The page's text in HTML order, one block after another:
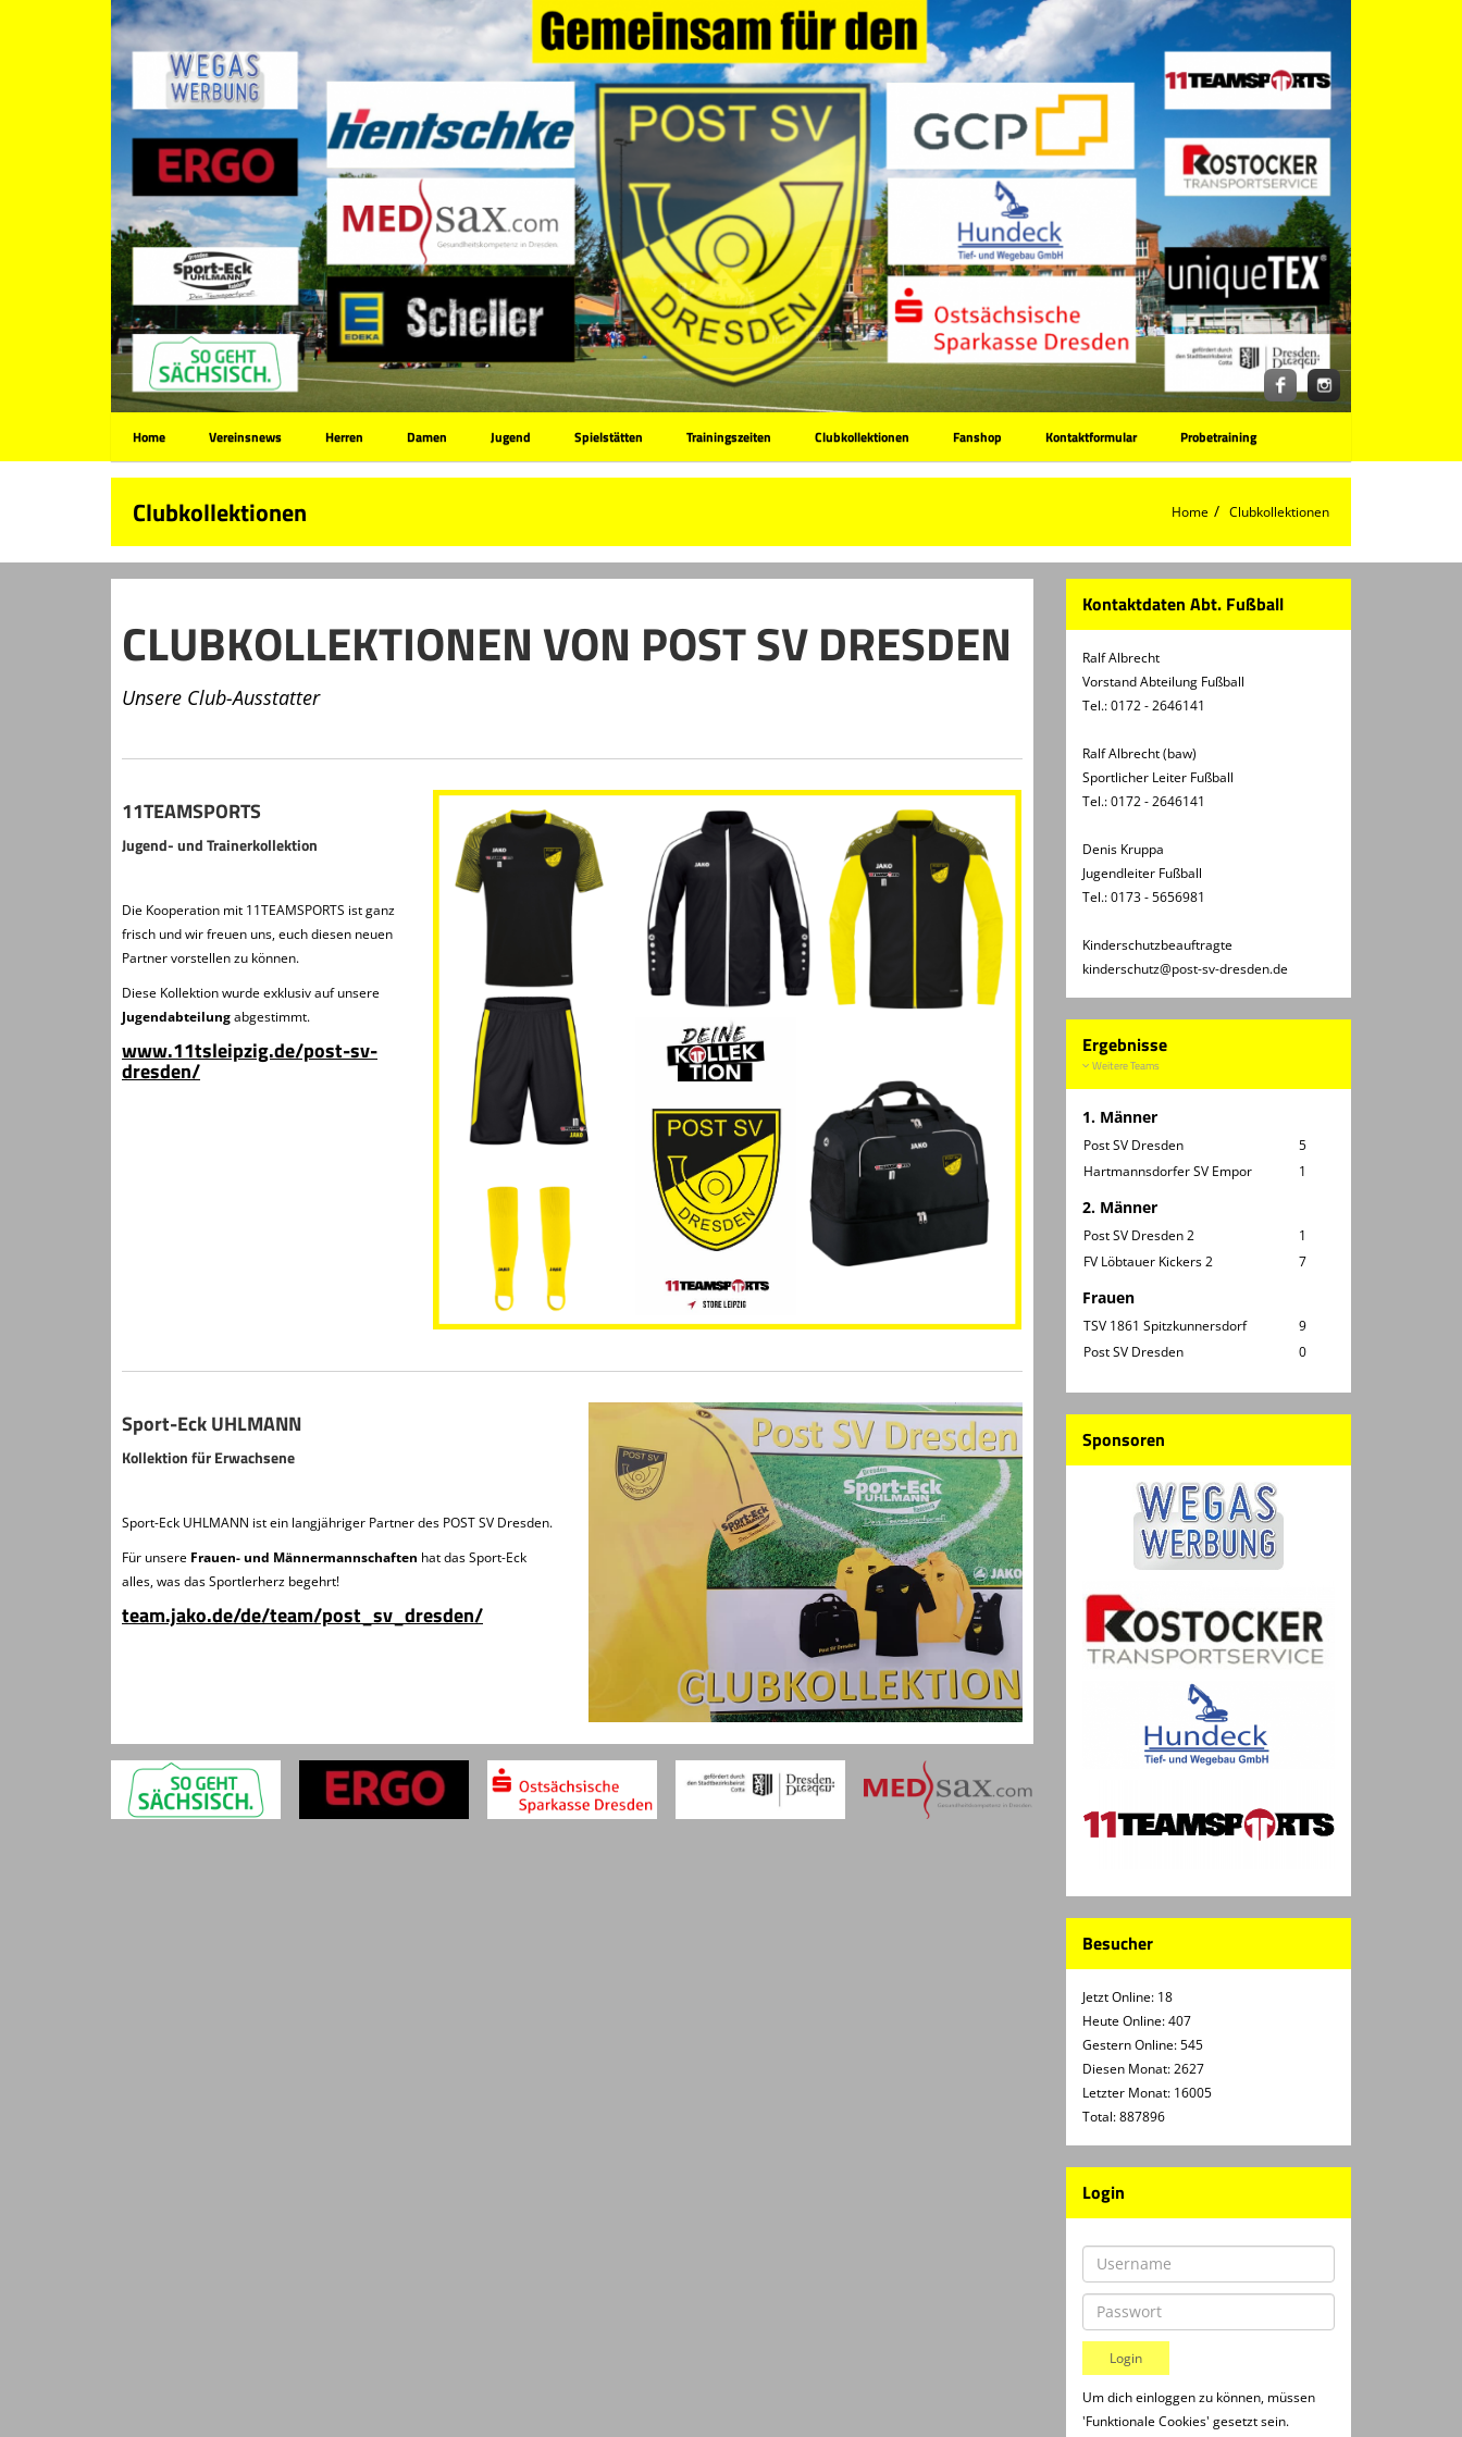
Home Vereinsnews Herren Damen Jugend Spielstätten Trainingszeiten Clubkollektionen Fanshop Kontaktformular Probetraining
Clubkollektionen Home Clubkollektionen
CLUBKOLLEKTIONEN VON POST SV DRESDEN
Unsere Club-Ausstatter
11TEAMSPORTS
Jugend- und Trainerkollektion
Die Kooperation mit 11TEAMSPORTS ist ganz
frisch und wir freuen uns, euch diesen neuen
Partner vorstellen zu können.
Diese Kollektion wurde exklusiv auf unsere
Jugendabteilungabgestimmt.
www.11tsleipzig.de/post-sv-
dresden/
Sport-Eck UHLMANN
Kollektion für Erwachsene
Sport-Eck UHLMANN ist ein langjähriger Partner des POST SV Dresden.
Für unsere Frauen- und Männermannschaften hat das Sport-Eck
alles, was das Sportlerherz begehrt!
team.jako.de/de/team/post_sv_dresden/
Kontaktdaten Abt. Fußball
Ralf Albrecht
Vorstand Abteilung Fußball
Tel.: 0172 - 2646141
Ralf Albrecht (baw)
Sportlicher Leiter Fußball
Tel.: 0172 - 2646141
Denis Kruppa
Jugendleiter Fußball
Tel.: 0173 - 5656981
Kinderschutzbeauftragte
kinderschutz@post-sv-dresden.de
Ergebnisse
Weitere Teams
1. Männer
Post SV Dresden
5
Hartmannsdorfer SV Empor
1
2. Männer
Post SV Dresden 2
1
FV Löbtauer Kickers 2
7
Frauen
TSV 1861 Spitzkunnersdorf
9
Post SV Dresden
0
Sponsoren
Besucher
Jetzt Online: 18
Heute Online: 407
Gestern Online: 545
Diesen Monat: 2627
Letzter Monat: 16005
Total: 887896
Login
Um dich einloggen zu können, müssen
'Funktionale Cookies' gesetzt sein.